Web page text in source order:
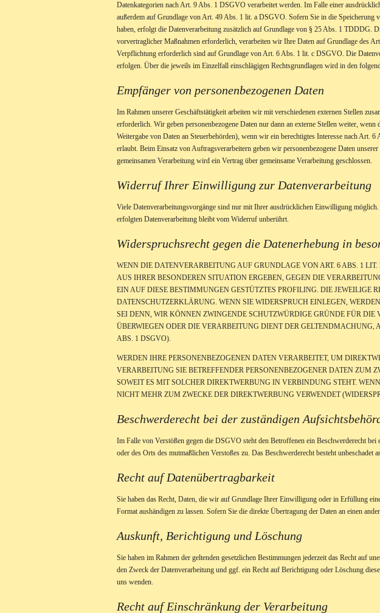
Datenkategorien nach Art. 9 Abs. 1 DSGVO verarbeitet werden. Im Falle einer
außerdem auf Grundlage von Art. 49 Abs. 1 lit. a DSGVO. Sofern Sie in die
haben, erfolgt die Datenverarbeitung zusätzlich auf Grundlage von § 25 Abs. 1
vorvertraglicher Maßnahmen erforderlich, verarbeiten wir Ihre Daten auf Grundlage des
Verpflichtung erforderlich sind auf Grundlage von Art. 6 Abs. 1 lit. c DSGVO. Die
erfolgen. Über die jeweils im Einzelfall einschlägigen Rechtsgrundlagen wird in den
Empfänger von personenbezogenen Daten
Im Rahmen unserer Geschäftstätigkeit arbeiten wir mit verschiedenen externen Stellen
erforderlich. Wir geben personenbezogene Daten nur dann an externe Stellen weiter,
Weitergabe von Daten an Steuerbehörden), wenn wir ein berechtigtes Interesse nach Art.
erlaubt. Beim Einsatz von Auftragsverarbeitern geben wir personenbezogene Daten
gemeinsamen Verarbeitung wird ein Vertrag über gemeinsame Verarbeitung geschlossen.
Widerruf Ihrer Einwilligung zur Datenverarbeitung
Viele Datenverarbeitungsvorgänge sind nur mit Ihrer ausdrücklichen Einwilligung
erfolgten Datenverarbeitung bleibt vom Widerruf unberührt.
Widerspruchsrecht gegen die Datenerhebung in
WENN DIE DATENVERARBEITUNG AUF GRUNDLAGE VON ART. 6 ABS. 1
AUS IHRER BESONDEREN SITUATION ERGEBEN, GEGEN DIE
EIN AUF DIESE BESTIMMUNGEN GESTÜTZTES PROFILING. DIE JEWEILIGE
DATENSCHUTZERKLÄRUNG. WENN SIE WIDERSPRUCH EINLEGEN,
SEI DENN, WIR KÖNNEN ZWINGENDE SCHUTZWÜRDIGE GRÜNDE FÜR
ÜBERWIEGEN ODER DIE VERARBEITUNG DIENT DER
ABS. 1 DSGVO).
WERDEN IHRE PERSONENBEZOGENEN DATEN VERARBEITET, UM
VERARBEITUNG SIE BETREFFENDER PERSONENBEZOGENER DATEN
SOWEIT ES MIT SOLCHER DIREKTWERBUNG IN VERBINDUNG STEHT.
NICHT MEHR ZUM ZWECKE DER DIREKTWERBUNG VERWENDET
Beschwerde­recht bei der zuständigen
Im Falle von Verstößen gegen die DSGVO steht den Betroffenen ein Beschwerderecht
oder des Orts des mutmaßlichen Verstoßes zu. Das Beschwerderecht besteht
Recht auf Daten­übertrag­barkeit
Sie haben das Recht, Daten, die wir auf Grundlage Ihrer Einwilligung oder in Erfüllung
Format aushändigen zu lassen. Sofern Sie die direkte Übertragung der Daten an einen
Auskunft, Berichtigung und Löschung
Sie haben im Rahmen der geltenden gesetzlichen Bestimmungen jederzeit das Recht auf
den Zweck der Datenverarbeitung und ggf. ein Recht auf Berichtigung oder Löschung
uns wenden.
Recht auf Einschränkung der Verarbeitung